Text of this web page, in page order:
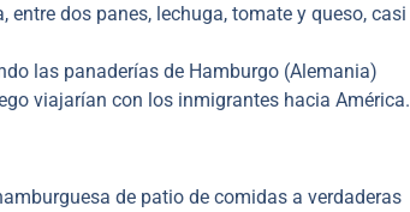
dos panes, lechuga, tomate y queso, casi
las panaderías de Hamburgo (Alemania)
viajarían con los inmigrantes hacia América.
de patio de comidas a verdaderas